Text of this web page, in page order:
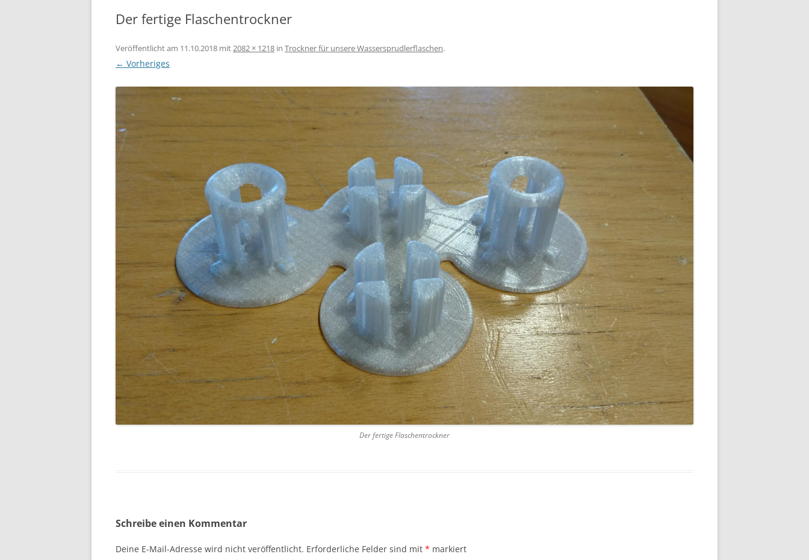
Der fertige Flaschentrockner
Veröffentlicht am 11.10.2018 mit2082 × 1218 in Trockner für unsere Wassersprudlerflaschen.
← Vorheriges
Der fertige Flaschentrockner
Schreibe einen Kommentar
Deine E-Mail-Adresse wird nicht veröffentlicht. Erforderliche Felder sind mit * markiert